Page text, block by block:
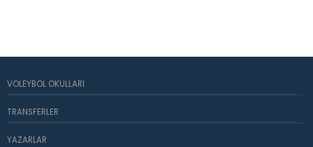
VOLEYBOL OKULLARI
TRANSFERLER
YAZARLAR